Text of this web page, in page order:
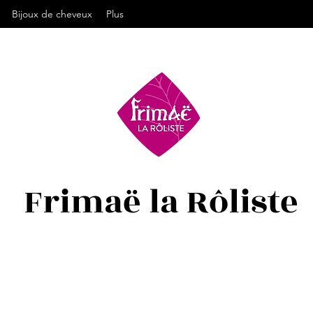
Bijoux de cheveux Plus
Frimaë la Rôliste